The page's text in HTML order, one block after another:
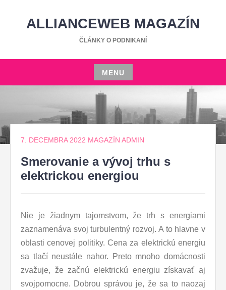
ALLIANCEWEB MAGAZÍN
ČLÁNKY O PODNIKANÍ
MENU
Skip
7. DECEMBRA 2022 MAGAZÍN ADMIN
Smerovanie a vývoj trhu s
elektrickou energiou
Nie je žiadnym tajomstvom, že trh s energiami
zaznamenáva svoj turbulentný rozvoj. A to hlavne v
oblasti cenovej politiky. Cena za elektrickú energiu
sa tlačí neustále nahor. Preto mnoho domácnosti
zvažuje, že začnú elektrickú energiu získavať aj
svojpomocne. Dobrou správou je, že sa to naozaj